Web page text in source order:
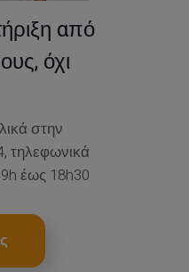
από
όχι
στην
τηλεφωνικά
έως 18h30